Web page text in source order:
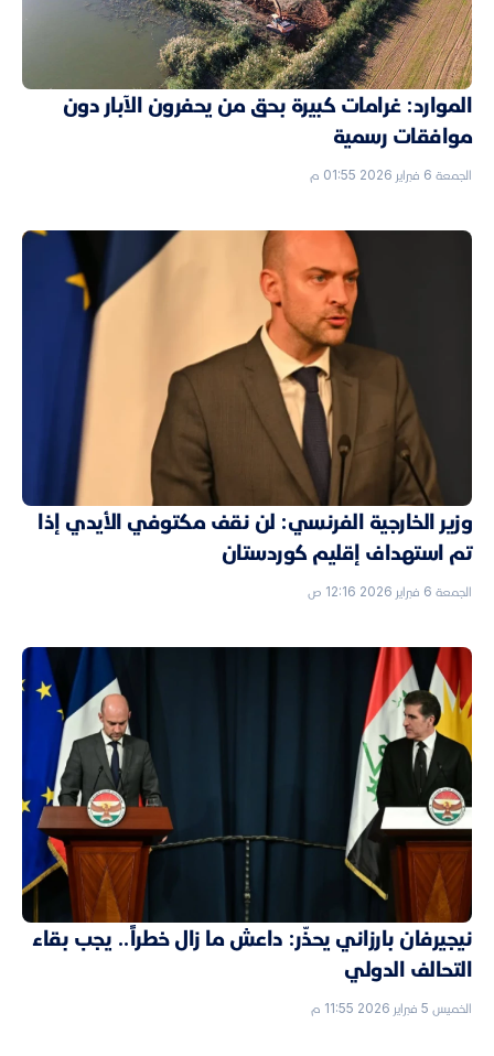
الموارد: غرامات كبيرة بحق من يحفرون الآبار دون
موافقات رسمية
الجمعة 6 فبراير 2026 01:55 م
وزير الخارجية الفرنسي: لن نقف مكتوفي الأيدي إذا
تم استهداف إقليم كوردستان
الجمعة 6 فبراير 2026 12:16 ص
نيجيرفان بارزاني يحذّر: داعش ما زال خطراً.. يجب بقاء
التحالف الدولي
الخميس 5 فبراير 2026 11:55 م